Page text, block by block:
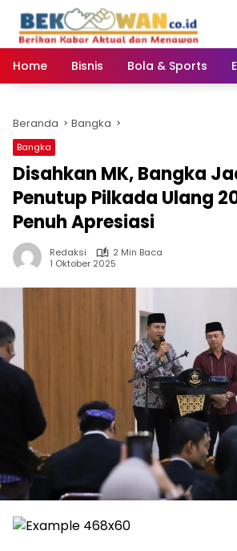
konten
Home
Bisnis Bola & Sports
Beranda Bangka
Bangka
Disahkan MK, Bangka
Penutup Pilkada Ulang
Penuh Apresiasi
Redaksi
2 Min Baca
1 Oktober 2025